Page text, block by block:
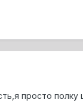
просто